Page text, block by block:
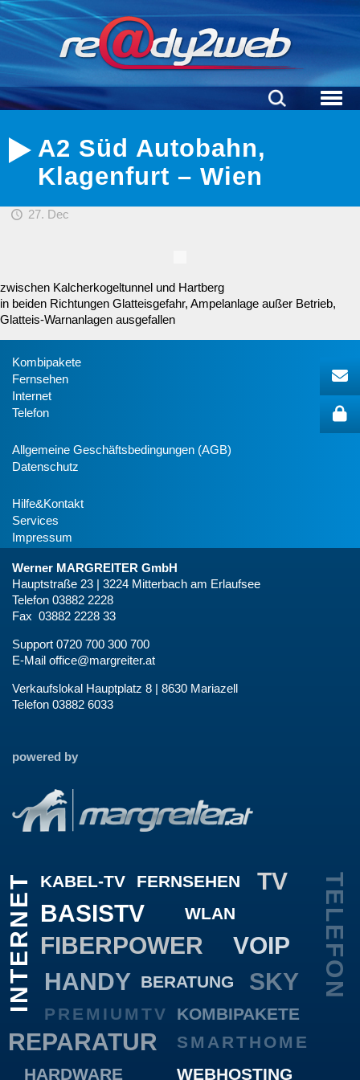
A2 Süd Autobahn,
Klagenfurt – Wien
27. Dec
zwischen Kalcherkogeltunnel und Hartberg
in beiden Richtungen Glatteisgefahr, Ampelanlage außer Betrieb,
Glatteis-Warnanlagen ausgefallen
Kombipakete
Fernsehen
Internet
Telefon
Allgemeine Geschäftsbedingungen (AGB)
Datenschutz
Hilfe&Kontakt
Services
Impressum
Werner MARGREITER GmbH
Hauptstraße 23 | 3224 Mitterbach am Erlaufsee
Telefon 03882 2228
Fax 03882 2228 33
Support 0720 700 300 700
E-Mail office@margreiter.at
Verkaufslokal Hauptplatz 8 | 8630 Mariazell
Telefon 03882 6033
powered by
KABEL-TV
INTERNET TELEFON
FERNSEHEN
TV
BASISTV
PREMIUMTV
SKY
WLAN
WEBHOSTING
FIBERPOWER VOIP
BERATUNG
REPARATUR
HANDY
HARDWARE
SMARTHOME
KOMBIPAKETE